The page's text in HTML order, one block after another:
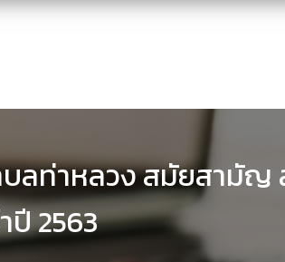
ลท่าหลวง สมัยสามัญ
ปี 2563